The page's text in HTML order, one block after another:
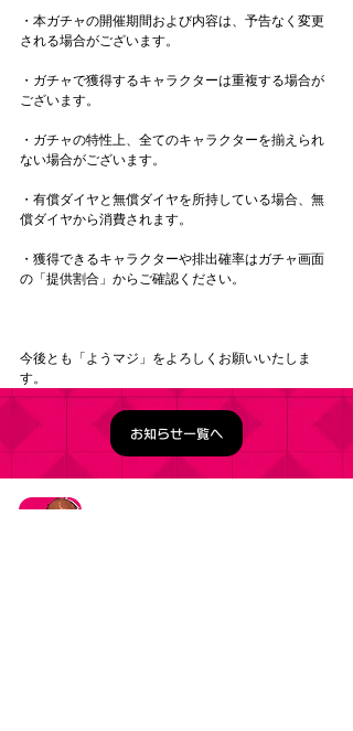
・本ガチャの開催期間および内容は、予告なく変更
される場合がございます。
・ガチャで獲得するキャラクターは重複する場合が
ございます。
・ガチャの特性上、全てのキャラクターを揃えられ
ない場合がございます。
・有償ダイヤと無償ダイヤを所持している場合、無
償ダイヤから消費されます。
・獲得できるキャラクターや排出確率はガチャ画面
の「提供割合」からご確認ください。
今後とも「ようマジ」をよろしくお願いいたしま
す。
お知らせ一覧へ